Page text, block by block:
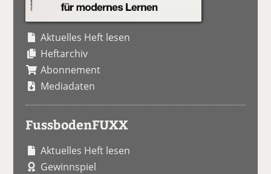
Aktuelles Heft lesen
Heftarchiv
Abonnement
Mediadaten
FussbodenFUXX
Aktuelles Heft lesen
Gewinnspiel